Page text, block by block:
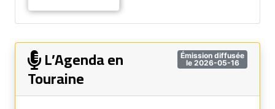
Émission diffusée
le 2026-05-16
L’Agenda en
Touraine